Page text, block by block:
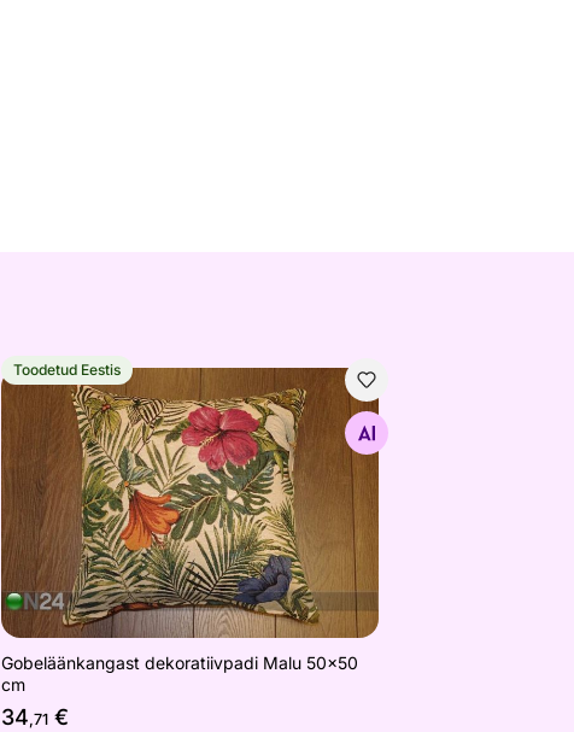
Gobeläänkangast dekoratiivpadi Malu 50x50 cm
Otsi sarnaseid
Toodetud Eestis
Gobeläänkangast dekoratiivpadi Malu 50x50
cm
34,71€